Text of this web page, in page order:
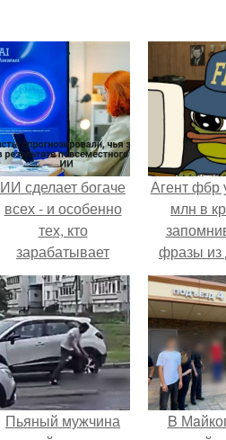
ИИ сделает богаче
всех - и особенно
тех, кто
зарабатывает
меньше всего.
Агент фбр
млн в
фразы из
Chatgpt,
Пьяный мужчина
B